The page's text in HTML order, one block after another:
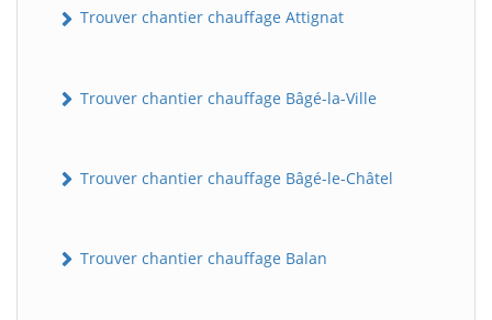
Trouver chantier chauffage Attignat
Trouver chantier chauffage Bâgé-la-Ville
Trouver chantier chauffage Bâgé-le-Châtel
Trouver chantier chauffage Balan